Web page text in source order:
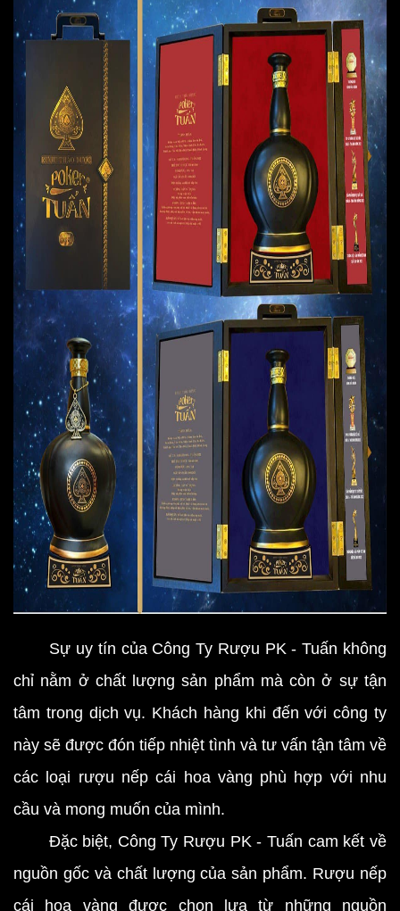
Sự uy tín của Công Ty Rượu PK - Tuấn không
chỉ nằm ở chất lượng sản phẩm mà còn ở sự tận
tâm trong dịch vụ. Khách hàng khi đến với công ty
này sẽ được đón tiếp nhiệt tình và tư vấn tận tâm về
các loại rượu nếp cái hoa vàng phù hợp với nhu
cầu và mong muốn của mình.
Đặc biệt, Công Ty Rượu PK - Tuấn cam kết về
nguồn gốc và chất lượng của sản phẩm. Rượu nếp
cái hoa vàng được chọn lựa từ những nguồn